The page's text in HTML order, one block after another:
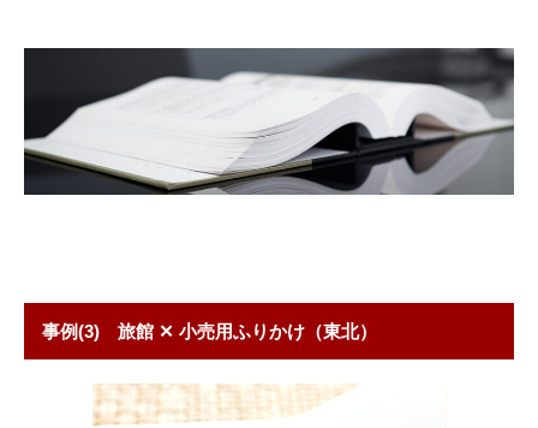
事例(3) 旅館 ✕ 小売用ふりかけ（東北）